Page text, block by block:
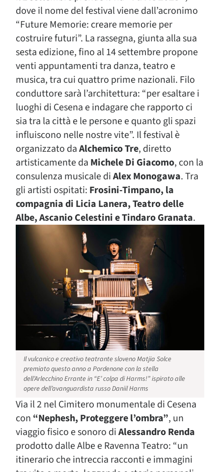
dove il nome del festival viene dall’acronimo
“Future Memorie: creare memorie per
costruire futuri”. La rassegna, giunta alla sua
sesta edizione, fino al 14 settembre propone
venti appuntamenti tra danza, teatro e
musica, tra cui quattro prime nazionali. Filo
conduttore sarà l’architettura: “per esaltare i
luoghi di Cesena e indagare che rapporto ci
sia tra la città e le persone e quanto gli spazi
influiscono nelle nostre vite”. Il festival è
organizzato daAlchemico Tre, diretto
artisticamente da Michele Di Giacomo, con la
consulenza musicale diAlex Monogawa. Tra
gli artisti ospitati: Frosini-Timpano, la
compagnia di Licia Lanera, Teatro delle
Albe, Ascanio Celestini e Tindaro Granata.
Il vulcanico e creativo teatrante sloveno Matjia Solce
premiato questo anno a Pordenone con la stella
dell’Arlecchino Errante in “E’ colpa di Harms!” ispirato alle
opere dell’avanguardista russo Daniil Harms
Via il 2 nel Cimitero monumentale di Cesena
con “Nephesh, Proteggere l’ombra”, un
viaggio fisico e sonoro diAlessandro Renda
prodotto dalle Albe e Ravenna Teatro: “un
itinerario che intreccia racconti e immagini